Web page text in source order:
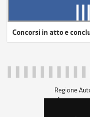
Concorsi in atto e
Regione
c.f.